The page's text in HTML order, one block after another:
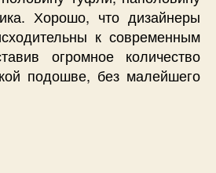
Хорошо, что дизайнеры
к современным
огромное количество
подошве, без малейшего